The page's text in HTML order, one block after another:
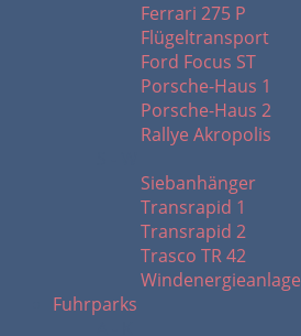
Ferrari 275 P
Flügeltransport
Ford Focus ST
Porsche-Haus 1
Porsche-Haus 2
Rallye Akropolis
Siebanhänger
Transrapid 1
Transrapid 2
Trasco TR 42
Windenergieanlage
Fuhrparks